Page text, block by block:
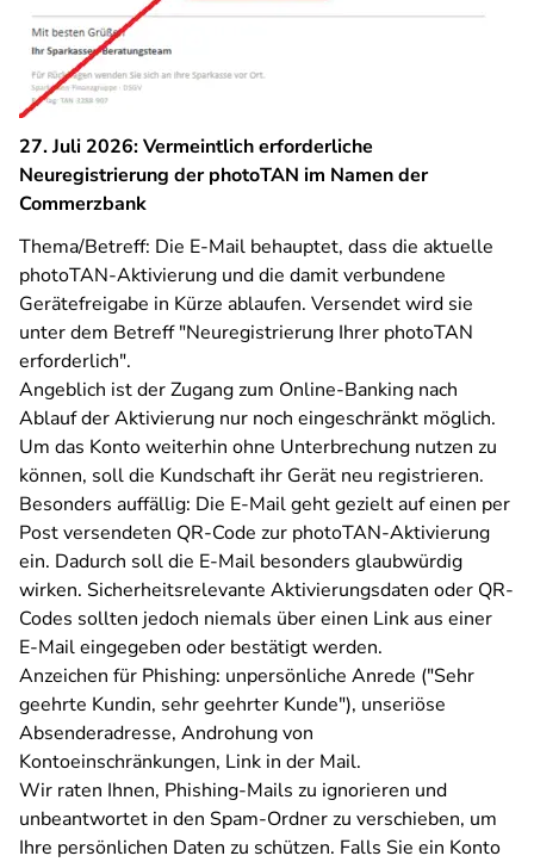
27. Juli 2026: Vermeintlich erforderliche
Neuregistrierung der photoTAN im Namen der
Commerzbank
Thema/Betreff: Die E-Mail behauptet, dass die aktuelle
photoTAN-Aktivierung und die damit verbundene
Gerätefreigabe in Kürze ablaufen. Versendet wird sie
unter dem Betreff "Neuregistrierung Ihrer photoTAN
erforderlich".
Angeblich ist der Zugang zum Online-Banking nach
Ablauf der Aktivierung nur noch eingeschränkt möglich.
Um das Konto weiterhin ohne Unterbrechung nutzen zu
können, soll die Kundschaft ihr Gerät neu registrieren.
Besonders auffällig: Die E-Mail geht gezielt auf einen per
Post versendeten QR-Code zur photoTAN-Aktivierung
ein. Dadurch soll die E-Mail besonders glaubwürdig
wirken. Sicherheitsrelevante Aktivierungsdaten oder QR-
Codes sollten jedoch niemals über einen Link aus einer
E-Mail eingegeben oder bestätigt werden.
Anzeichen für Phishing: unpersönliche Anrede ("Sehr
geehrte Kundin, sehr geehrter Kunde"), unseriöse
Absenderadresse, Androhung von
Kontoeinschränkungen, Link in der Mail.
Wir raten Ihnen, Phishing-Mails zu ignorieren und
unbeantwortet in den Spam-Ordner zu verschieben, um
Ihre persönlichen Daten zu schützen. Falls Sie ein Konto